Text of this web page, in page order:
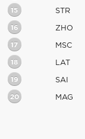
15 STR
16 ZHO
17 MSC
18 LAT
19 SAI
20 MAG